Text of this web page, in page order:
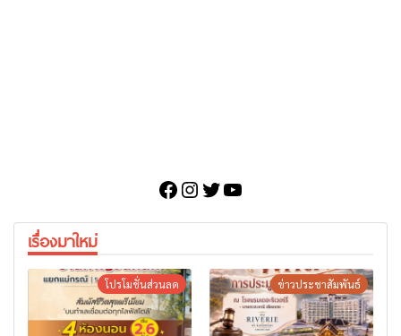
Facebook
Instagram
Twitter
YouTube
เรื่องมาใหม่
โปรโมชั่นส่วนลด ข่าวประชาสัมพันธ์